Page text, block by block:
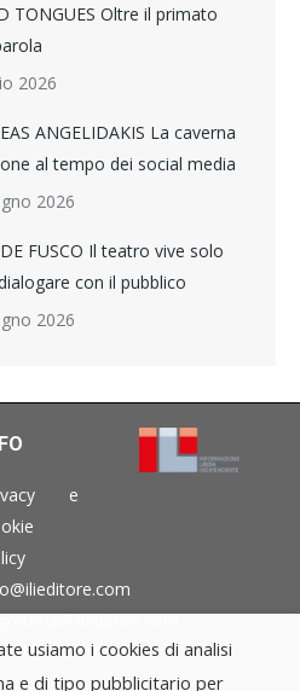
TONGUES Oltre il primato
2026
ANGELIDAKIS La caverna
al tempo dei social media
2026
FUSCO Il teatro vive solo
con il pubblico
2026
e
usiamo i cookies di analisi
e di tipo pubblicitario per